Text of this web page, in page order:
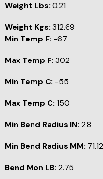
Weight Lbs: 0.21
Weight Kgs: 312.69
Min Temp F: -67
Max Temp F: 302
Min Temp C: -55
Max Temp C: 150
Min Bend Radius IN: 2.8
Min Bend Radius MM: 71.12
Bend Mon LB: 2.75